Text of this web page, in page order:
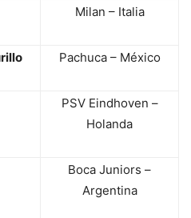
Milan – Italia
Pachuca – México
PSV Eindhoven –
Holanda
Boca Juniors –
Argentina